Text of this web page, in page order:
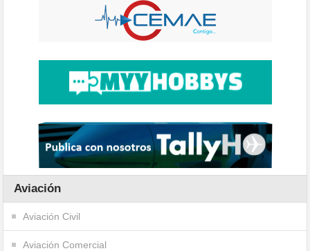
Aviación
Aviación Civil
Aviación Comercial